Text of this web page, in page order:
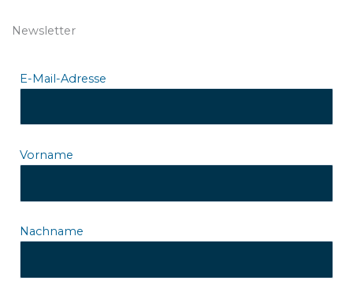
Newsletter
E-Mail-Adresse
Vorname
Nachname